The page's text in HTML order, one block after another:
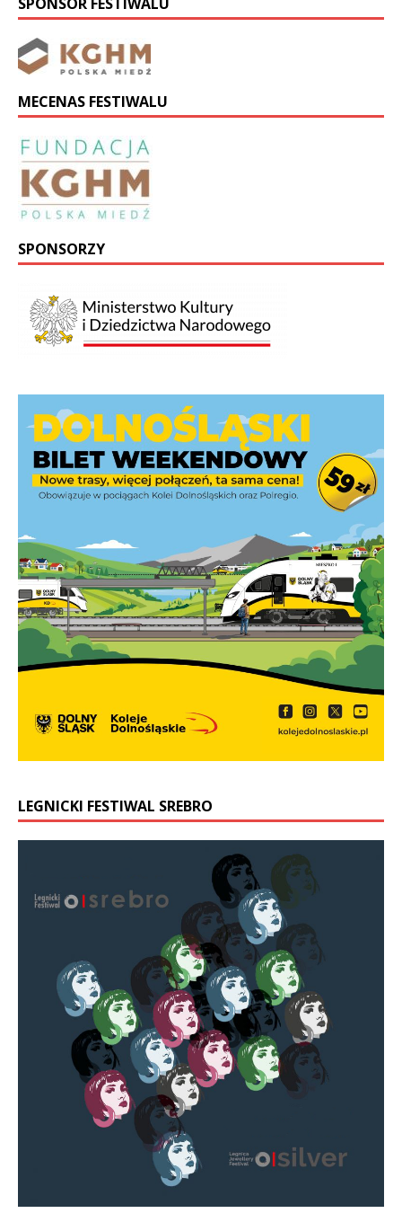
SPONSOR FESTIWALU
MECENAS FESTIWALU
SPONSORZY
LEGNICKI FESTIWAL SREBRO